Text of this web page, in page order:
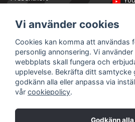
Om Utklasad
Team Utklasad
Recensera och vinn
Öppettider Lagershop
Jobba hos oss
Returer
Villkor & Policy
Vi använder cookies
Cookies kan komma att användas
personlig annonsering. Vi
webbplats skall fungera och
upplevelse. Bekräfta ditt samtycke
godkänn alla eller anpassa via
vår cookiepolicy.
Godkänn alla